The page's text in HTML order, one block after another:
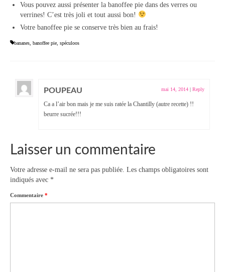
Vous pouvez aussi présenter la banoffee pie dans des verres ou
verrines! C’est très joli et tout aussi bon!
Votre banoffee pie se conserve très bien au frais!
bananes banoffee pie spéculoos
POUPEAU mai 14, 2014 | Reply
Ca a l’air bon mais je me suis ratée la Chantilly (autre recette) !!
beurre sucrée!!!
Laisser un commentaire
Votre adresse e-mail ne sera pas publiée. Les champs obligatoires sont
indiqués avec *
Commentaire *